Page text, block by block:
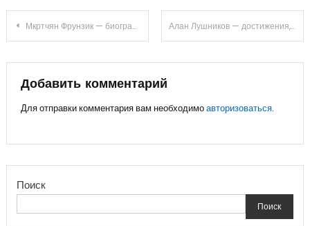
Навигация
записям
Мкртчян Фрунзик — биография и достижения выдающегося актёра Алан Лушников — достижения, интересные факты, биография великого художника
Добавить комментарий
Для отправки комментария вам необходимоавторизоваться.
Поиск
Поиск